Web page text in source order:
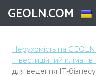
GEOLN.COM
Нерухомість на
Інвестиційний клімат в
для ведення ІТ-